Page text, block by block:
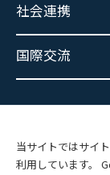
当サイトではサイ
利用しています。
社会連携
国際交流